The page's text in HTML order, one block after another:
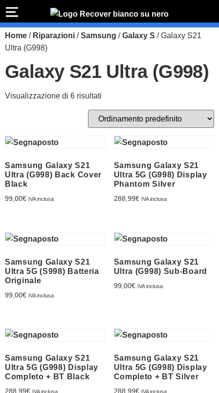
Preventivo online
PREVENTIVO RIPARAZIONE
ACQUISTA IPHONE
Rivenditori B2B
Contatti
PREVENTIVO
RIPARAZIONE
IPHONE
schermo
Home / Riparazioni /Samsung /Galaxy S / Galaxy S21
Ultra (G998)
Galaxy S21 Ultra (G998)
Visualizzazione di 6 risultati
Samsung Galaxy S21
Ultra (G998) Back Cover
Black
99,00€ IVA inclusa
Samsung Galaxy S21
Ultra 5G (G998) Display
Phantom Silver
288,99€ IVA inclusa
Samsung Galaxy S21
Ultra 5G (S998) Batteria
Originale
99,00€ IVA inclusa
Samsung Galaxy S21
Ultra (G998) Sub-Board
99,00€ IVA inclusa
Samsung Galaxy S21
Ultra 5G (G998) Display
Completo + BT Black
288,99€ IVA inclusa
Samsung Galaxy S21
Ultra 5G (G998) Display
Completo + BT Silver
288,99€ IVA inclusa